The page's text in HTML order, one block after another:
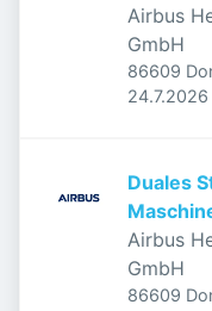
Airbus
GmbH
86609
24.7.2026
Duales
Airbus
GmbH
86609